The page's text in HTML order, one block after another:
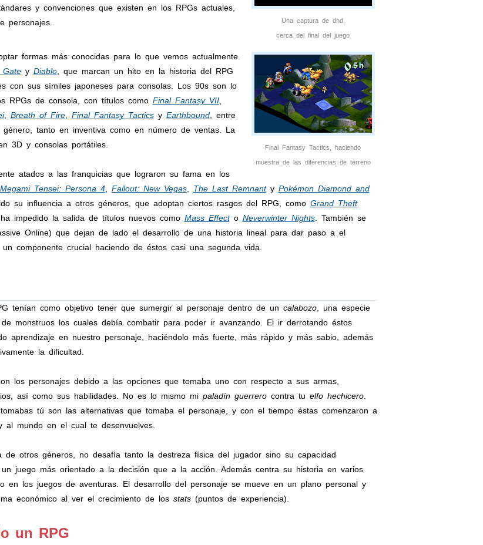
Una captura de dnd,
cerca del final del juego
y convenciones que existen en los RPGs actuales,
personajes.
Final Fantasy Tactics, haciendo
muestra de las diferencias de terreno
formas más conocidas para lo que vemos actualmente.
Gatey Diablo, que marcan un hito en la historia del RPG
con sus símiles japoneses para consolas. Los 90s son lo
RPGs de consola, con títulos como Final Fantasy VII,
, Breath of Fire, Final Fantasy Tacticsy Earthbound, entre
tanto en inventiva como en número de ventas. La
3D y consolas portátiles.
atados a las franquicias que lograron su fama en los
Tensei: Persona 4, Fallout: New Vegas, The Last Remnanty Pokémon Diamond and
su influencia a otros géneros, que adoptan ciertos rasgos del RPG, como Grand Theft
impedido la salida de títulos nuevos como Mass Effecto Neverwinter Nights. También se
Online) que dejan de lado el desarrollo de una historia lineal para dar paso a el
componente crucial haciendo de éstos casi una segunda vida.
tenían como objetivo tener que sumergir al personaje dentro de un calabozo, una especie
monstruos los cuales debía combatir para poder ir avanzando. El ir derrotando éstos
aprendizaje en nuestro personaje, haciéndolo más fuerte, más rápido y más sabio, además
la dificultad.
los personajes debido a las opciones que tomaba uno con respecto a sus armas,
así como sus habilidades. No es lo mismo mi paladín guerrerocontra tu elfo hechicero.
tú son las alternativas que tomaba el personaje, y con el tiempo éstas comenzaron a
al mundo en el cual te desenvuelves.
de otros géneros, no desafía tanto la destreza física del jugador sino su capacidad
un juego más orientado a la decisión que a la acción. Además centra su historia en varios
en los juegos de aventuras. El desarrollo del personaje se mueve en un plano personal y
económico al ver el crecimiento de los stats(puntos de experiencia).
un RPG